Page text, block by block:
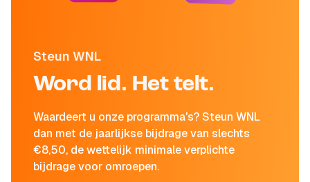
Steun WNL
Word lid. Het telt.
Waardeert u onze programma's? Steun WNL
dan met de jaarlijkse bijdrage van slechts
€8,50, de wettelijk minimale verplichte
bijdrage voor omroepen.